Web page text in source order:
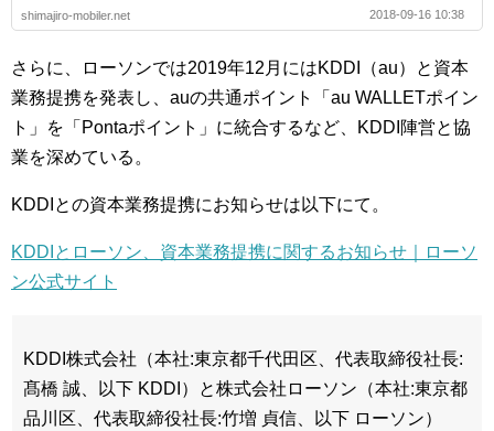
shimajiro-mobiler.net
2018-09-16 10:38
さらに、ローソンでは2019年12月にはKDDI（au）と資本
業務提携を発表し、auの共通ポイント「au WALLETポイン
ト」を「Pontaポイント」に統合するなど、KDDI陣営と協
業を深めている。
KDDIとの資本業務提携にお知らせは以下にて。
KDDIとローソン、資本業務提携に関するお知らせ｜ローソ
ン公式サイト
KDDI株式会社（本社:東京都千代田区、代表取締役社長:
髙橋 誠、以下 KDDI）と株式会社ローソン（本社:東京都
品川区、代表取締役社長:竹増 貞信、以下 ローソン）